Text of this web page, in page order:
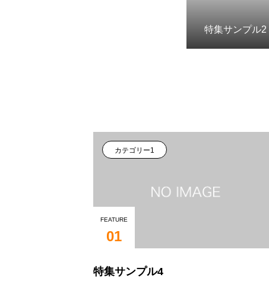
特集サンプル2
カテゴリー1
FEATURE
01
特集サンプル4